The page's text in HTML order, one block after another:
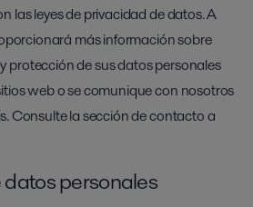
las leyes de privacidad de datos. A
más información sobre
protección de sus datos personales
web o se comunique con nosotros
Consulte la sección de contacto a
personales